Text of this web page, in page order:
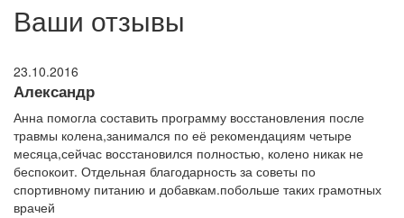
Ваши отзывы
23.10.2016
Александр
Анна помогла составить программу восстановления после
травмы колена,занимался по её рекомендациям четыре
месяца,сейчас восстановился полностью, колено никак не
беспокоит. Отдельная благодарность за советы по
спортивному питанию и добавкам.побольше таких грамотных
врачей